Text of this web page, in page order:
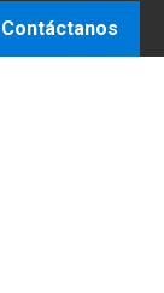
Contáctanos